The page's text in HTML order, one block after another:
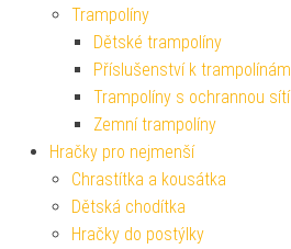
Trampolíny
Dětské trampolíny
Příslušenství k trampolínám
Trampolíny s ochrannou sítí
Zemní trampolíny
Hračky pro nejmenší
Chrastítka a kousátka
Dětská chodítka
Hračky do postýlky